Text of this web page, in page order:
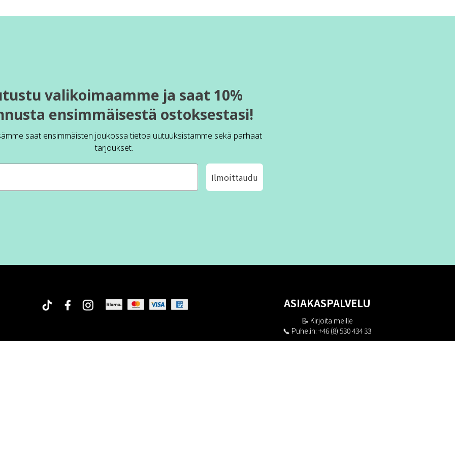
valikoimaamme ja saat 10%
ensimmäisestä ostoksestasi!
saat ensimmäisten joukossa tietoa uutuuksistamme sekä parhaat
tarjoukset.
Ilmoittaudu
ASIAKASPALVELU
📝 Kirjoita meille
📞 Puhelin: +46 (8) 530 434 33
Maanantai - Torstai klo 10.00 - 17.00